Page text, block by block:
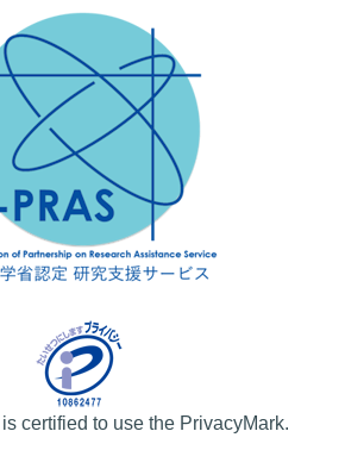
certified to use the PrivacyMark.